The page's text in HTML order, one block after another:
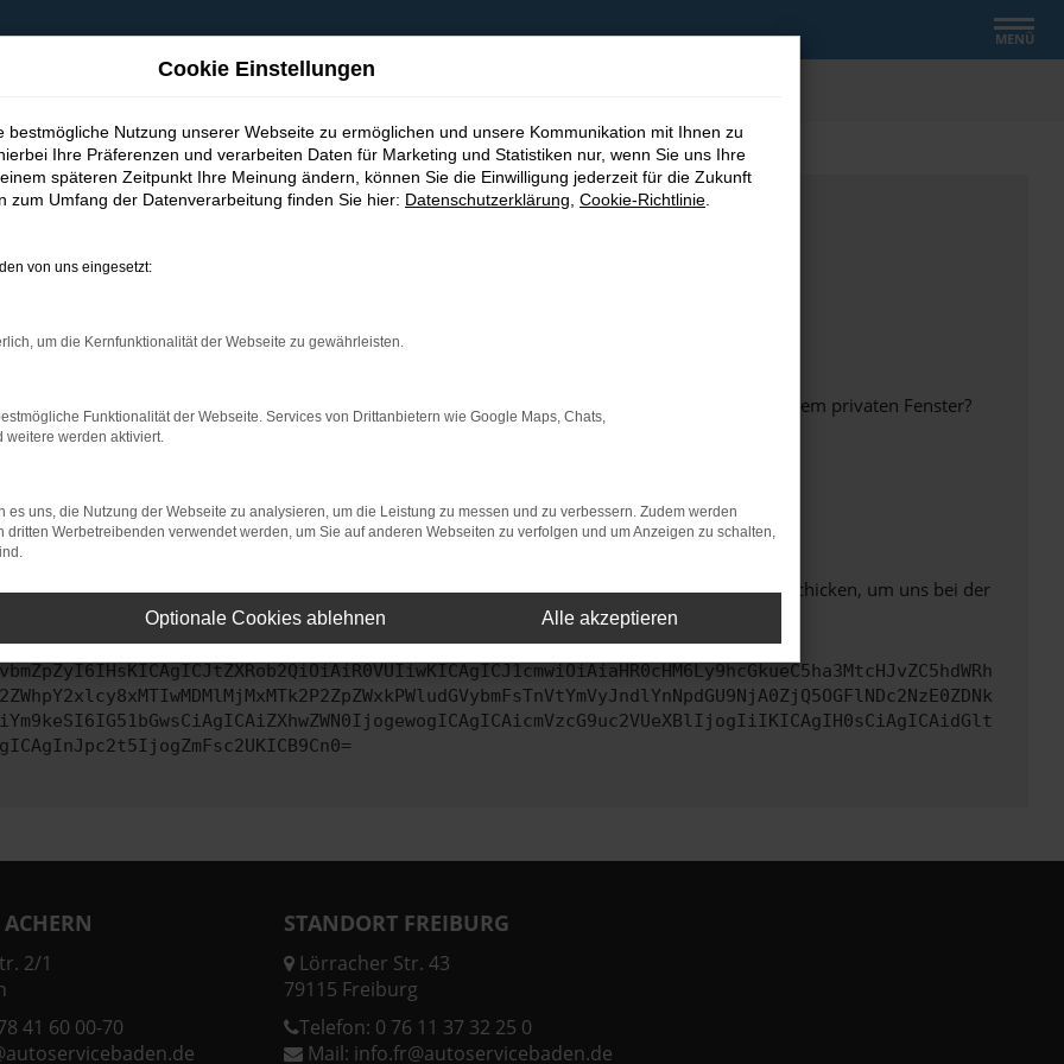
MENÜ
bestimmter Seiten verhindern. Funktioniert die Seite in einem anderen Browser oder in einem privaten Fenster?
beheben.
auf dem neuesten Stand sind.
kann auch dazu führen, dass bestimmte Funktionen nicht mehr unterstützt werden.
uns bitte. Wir werden versuchen, das Problem zu beheben. Du kannst uns diesen Text schicken, um uns bei der
2/1
41 60 00-70
STANDORT FREIBURG
Lörracher Str. 43
79115 Freiburg
Telefon: 0 76 11 37 32 25 0
Mail: info.fr@autoservicebaden.de
Cookie Einstellungen
bestmögliche Nutzung unserer Webseite zu ermöglichen und unsere Kommunikation mit Ihnen zu
Ihre Präferenzen und verarbeiten Daten für Marketing und Statistiken nur, wenn Sie uns Ihre
späteren Zeitpunkt Ihre Meinung ändern, können Sie die Einwilligung jederzeit für die Zukunft
zum Umfang der Datenverarbeitung finden Sie hier: Datenschutzerklärung Cookie-Richtlinie
von uns eingesetzt:
um die Kernfunktionalität der Webseite zu gewährleisten.
Funktionalität der Webseite. Services von Drittanbietern wie Google Maps, Chats,
weitere werden aktiviert.
es uns, die Nutzung der Webseite zu analysieren, um die Leistung zu messen und zu verbessern. Zudem werden
dritten Werbetreibenden verwendet werden, um Sie auf anderen Webseiten zu verfolgen und um Anzeigen zu schalten,
Optionale Cookies ablehnen Alle akzeptieren